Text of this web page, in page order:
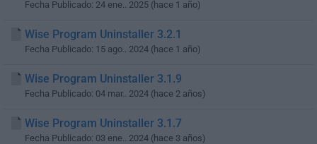
Fecha Publicado: 24 ene.. 2025 (hace 1 año)
Wise Program Uninstaller 3.2.1
Fecha Publicado: 15 ago.. 2024 (hace 1 año)
Wise Program Uninstaller 3.1.9
Fecha Publicado: 04 mar.. 2024 (hace 2 años)
Wise Program Uninstaller 3.1.7
Fecha Publicado: 03 ene.. 2024 (hace 3 años)